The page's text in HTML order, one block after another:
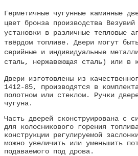
Герметичные чугунные каминные
цвет бронза производства
установки в различные тепловые
твёрдом топливе. Двери могут
серийные и индивидуальные
сталь, нержавеющая сталь) или в
Двери изготовлены из
1412-85, производятся в
полотном или стеклом. Ручки
чугуна.
Часть дверей сконструирована с
для колосникового горения
конструкции регулируемой
можно увеличить или уменьшить
подаваемого под дрова.